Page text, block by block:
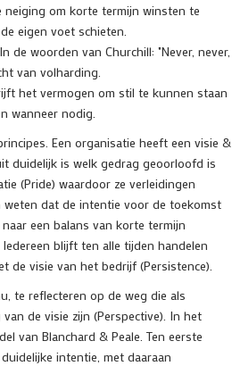
neiging om korte termijn winsten te
eigen voet schieten.
de woorden van Churchill: "Never, never,
van volharding.
het vermogen om stil te kunnen staan
wanneer nodig.
Een organisatie heeft een visie &
duidelijk is welk gedrag geoorloofd is
(Pride) waardoor ze verleidingen
weten dat de intentie voor de toekomst
een balans van korte termijn
blijft ten alle tijden handelen
de visie van het bedrijf (Persistence).
te reflecteren op de weg die als
de visie zijn (Perspective). In het
van Blanchard & Peale. Ten eerste
intentie, met daaraan